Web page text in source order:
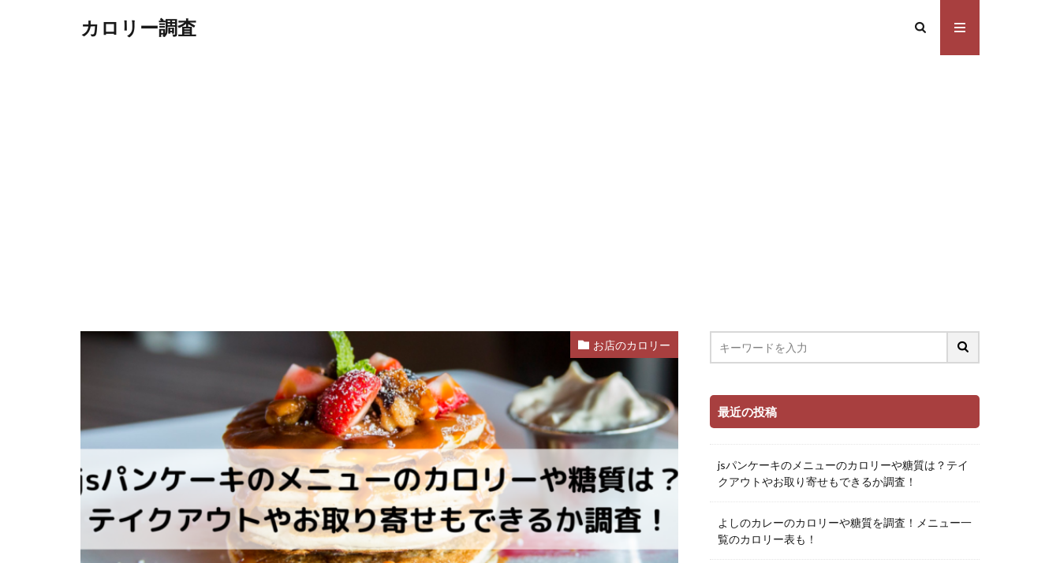
カロリー調査
お店のカロリー
最近の投稿
jsパンケーキのメニューのカロリーや糖質は？テイ
クアウトやお取り寄せもできるか調査！
よしのカレーのカロリーや糖質を調査！メニュー一
覧のカロリー表も！